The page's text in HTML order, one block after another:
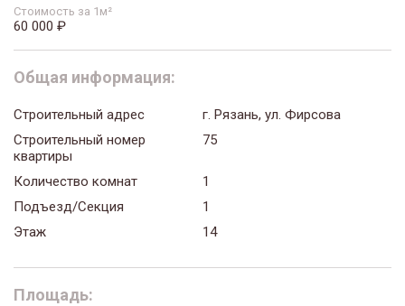
Стоимость за 1м²
60 000 ₽
Общая информация:
Строительный адрес
г. Рязань, ул. Фирсова
Строительный номер
квартиры
75
Количество комнат
1
Подъезд/Секция
1
Этаж
14
Площадь: